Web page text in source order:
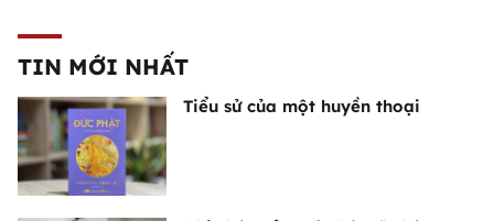
TIN MỚI NHẤT
Tiểu sử của một huyền thoại